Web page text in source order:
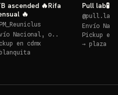
ascended 🔥Rifa
🔥
Nacional, o..
en cdmx
blanquita
Pull lab🧪
@pull.lab
Envío
Pickup en
→ plaza